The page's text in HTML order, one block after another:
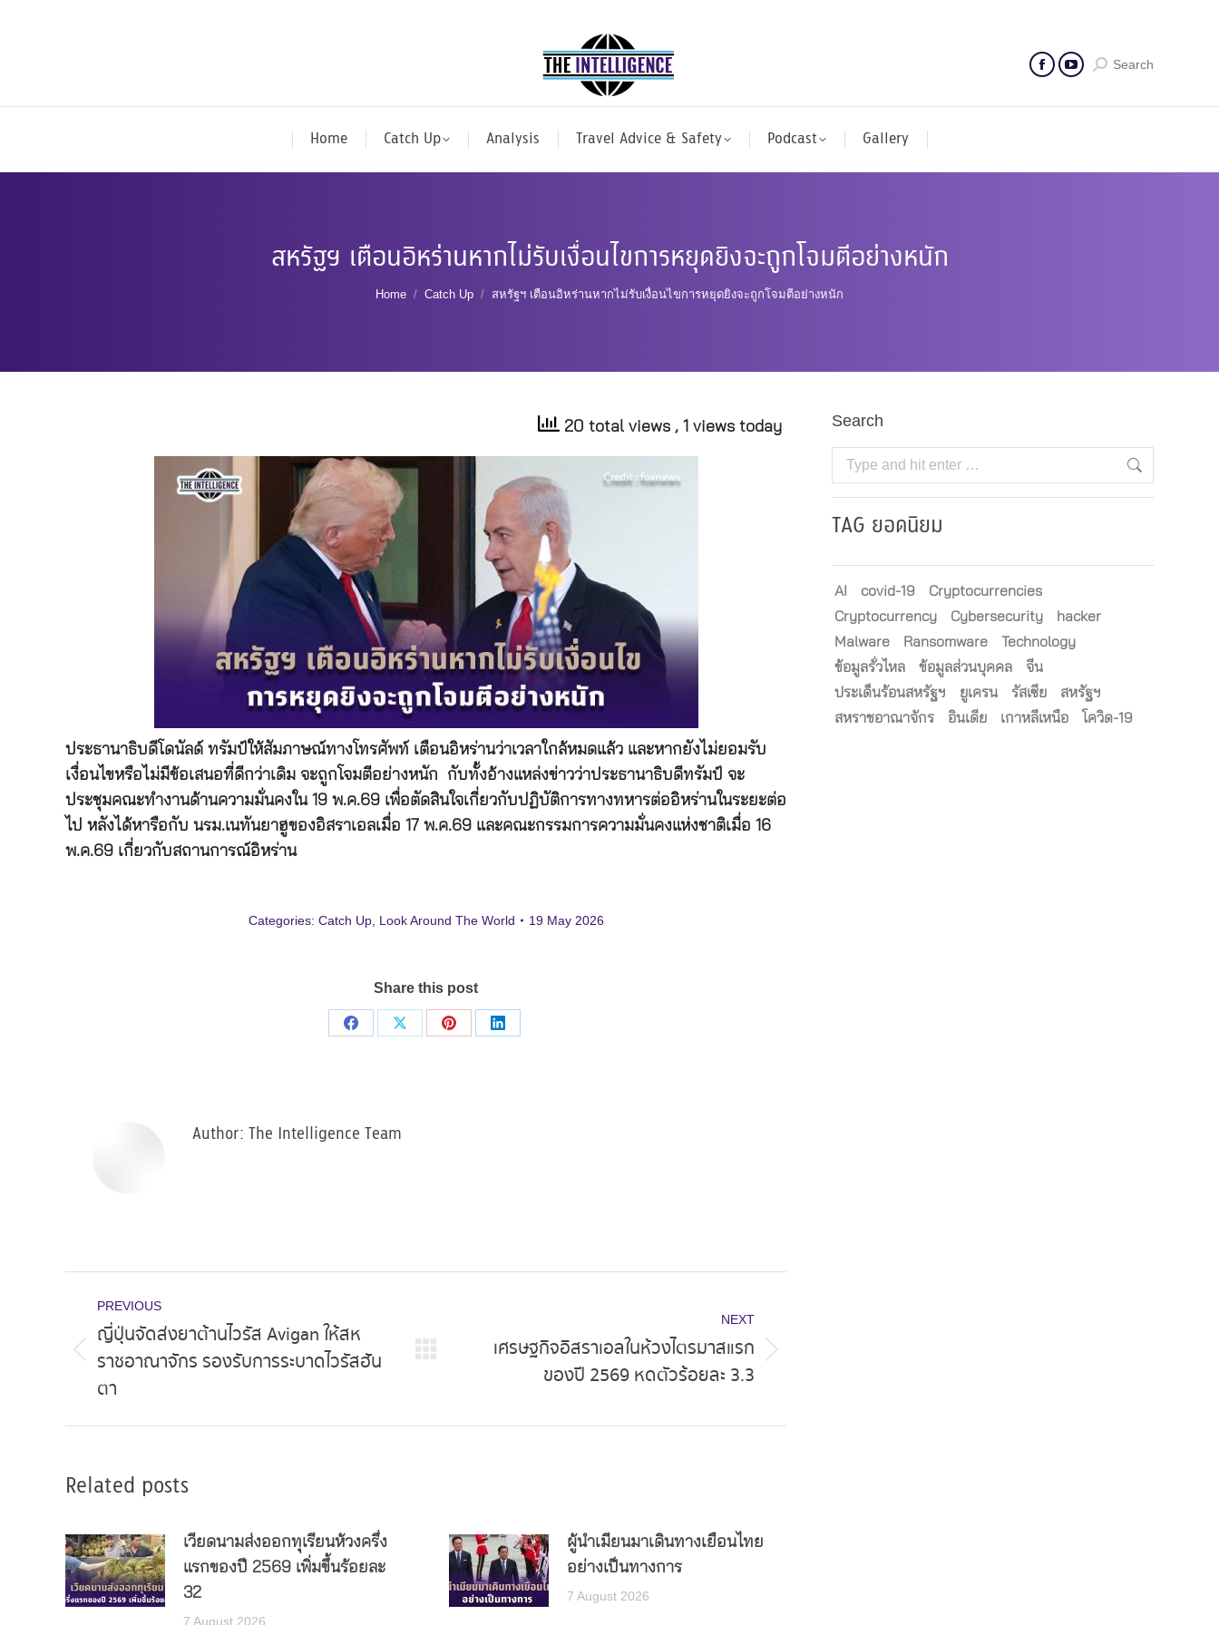
Search
Home Catch Up Analysis Travel Advice & Safety Podcast Gallery
สหรัฐฯ เตือนอิหร่านหากไม่รับเงื่อนไขการหยุดยิงจะถูกโจมตีอย่างหนัก
You are here:
Home Catch Up สหรัฐฯ เตือนอิหร่านหากไม่รับเงื่อนไขการหยุดยิงจะถูกโจมตีอย่างหนัก
20 total views , 1 views today
ประธานาธิบดีโดนัลด์ ทรัมป์ให้สัมภาษณ์ทางโทรศัพท์ เตือนอิหร่านว่าเวลาใกล้หมดแล้ว และหากยังไม่ยอมรับ
เงื่อนไขหรือไม่มีข้อเสนอที่ดีกว่าเดิม จะถูกโจมตีอย่างหนัก กับทั้งอ้างแหล่งข่าวว่าประธานาธิบดีทรัมป์ จะ
ประชุมคณะทำงานด้านความมั่นคงใน 19 พ.ค.69 เพื่อตัดสินใจเกี่ยวกับปฏิบัติการทางทหารต่ออิหร่านในระยะต่อ
ไป หลังได้หารือกับ นรม.เนทันยาฮูของอิสราเอลเมื่อ 17 พ.ค.69 และคณะกรรมการความมั่นคงแห่งชาติเมื่อ 16
พ.ค.69 เกี่ยวกับสถานการณ์อิหร่าน
Categories: Catch Up, Look Around The World 19 May 2026
Share this post
Share
Share
Share
Share
Author: The Intelligence Team
navigation
PREVIOUS
Previous
post:
ญี่ปุ่นจัดส่งยาต้านไวรัส Avigan ให้สห
ราชอาณาจักร รองรับการระบาดไวรัสฮัน
ตา
NEXT
เศรษฐกิจอิสราเอลในห้วงไตรมาสแรก
ของปี 2569 หดตัวร้อยละ 3.3
Related posts
เวียดนามส่งออกทุเรียนห้วงครึ่ง
แรกของปี 2569 เพิ่มขึ้นร้อยละ
32
7 August 2026
ผู้นำเมียนมาเดินทางเยือนไทย
อย่างเป็นทางการ
7 August 2026
Search
Search:
TAG ยอดนิยม
AI covid-19
Cryptocurrencies
Cryptocurrency
Cybersecurity
hacker
Malware
Ransomware
Technology
ข้อมูลรั่วไหล
ข้อมูลส่วนบุคคล
จีน
ประเด็นร้อนสหรัฐฯ
ยูเครน รัสเซีย
สหรัฐฯ
สหราชอาณาจักร
อินเดีย เกาหลีเหนือ โควิด-19